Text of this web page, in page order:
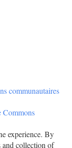
Commons
experience. By
and collection of